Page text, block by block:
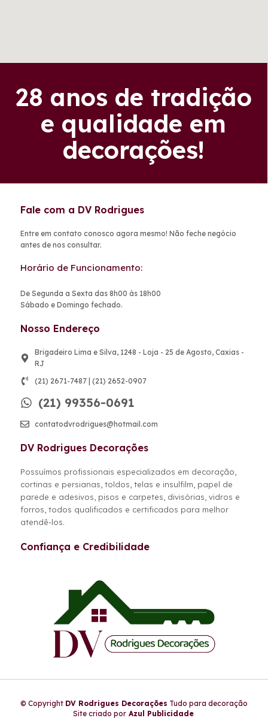
28 anos de tradição
e qualidade em
decorações!
Fale com a DV Rodrigues
Entre em contato conosco agora mesmo! Não feche negócio
antes de nos consultar.
Horário de Funcionamento:
De Segunda a Sexta das 8h00 às 18h00
Sábado e Domingo fechado.
Nosso Endereço
Brigadeiro Lima e Silva, 1248 - Loja - 25 de Agosto, Caxias -
RJ
(21) 2671-7487 | (21) 2652-0907
(21) 99356-0691
contatodvrodrigues@hotmail.com
DV Rodrigues Decorações
Possuímos profissionais especializados em decoração,
cortinas e persianas, toldos, telas e insulfilm, papel de
parede e adesivos, pisos e carpetes, divisórias, vidros e
forros, todos qualificados e certificados para melhor
atendê-los.
Confiança e Credibilidade
© Copyright DV Rodrigues Decorações Tudo para decoração
Site criado porAzul Publicidade